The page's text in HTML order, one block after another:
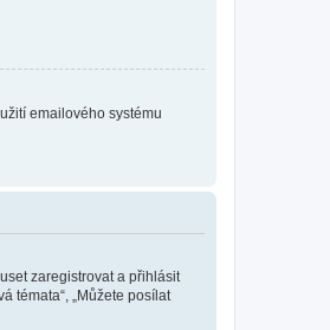
emailového systému
zaregistrovat a přihlásit
témata“, „Můžete posílat